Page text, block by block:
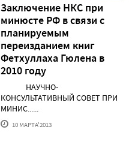
Заключение НКС при
минюсте РФ в связи с
планируемым
переизданием книг
Фетхуллаха Гюлена в
2010 году
НАУЧНО-
КОНСУЛЬТАТИВНЫЙ СОВЕТ ПРИ
МИНИС......
10 МАРТА'2013